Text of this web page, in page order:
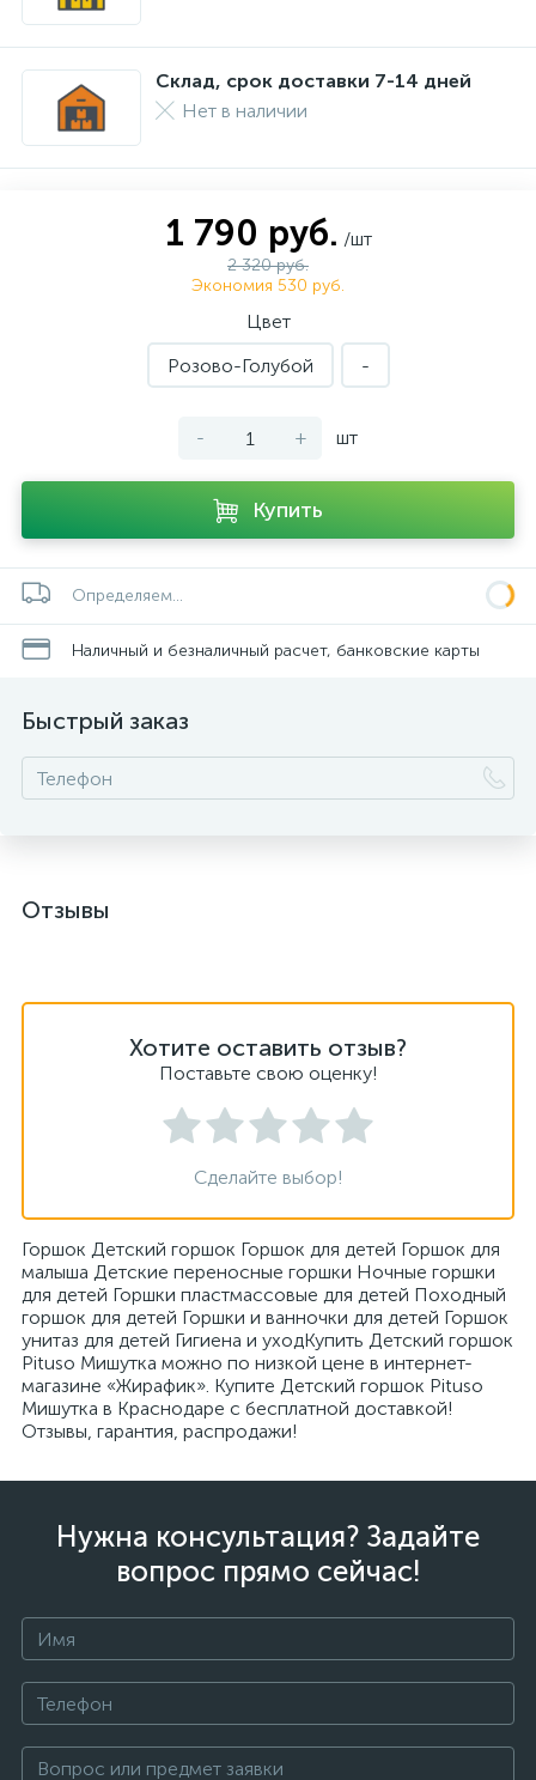
Склад, срок доставки 7-14 дней
Нет в наличии
1 790 руб. /шт
2 320 руб.
Экономия 530 руб.
Цвет
Розово-Голубой
-
- + шт
Купить
Определяем...
Наличный и безналичный расчет, банковские карты
Быстрый заказ
Отзывы
Хотите оставить отзыв?
Поставьте свою оценку!
Сделайте выбор!
Горшок Детский горшок Горшок для детей Горшок для
малыша Детские переносные горшки Ночные горшки
для детей Горшки пластмассовые для детей Походный
горшок для детей Горшки и ванночки для детей Горшок
унитаз для детей Гигиена и уходКупить Детский горшок
Pituso Мишутка можно по низкой цене в интернет-
магазине «Жирафик». Купите Детский горшок Pituso
Мишутка в Краснодаре с бесплатной доставкой!
Отзывы, гарантия, распродажи!
Нужна консультация? Задайте
вопрос прямо сейчас!